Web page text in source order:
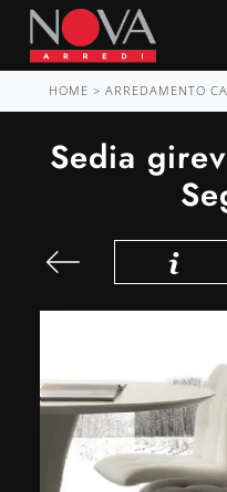
HOME > ARREDAMENTO
Sedia